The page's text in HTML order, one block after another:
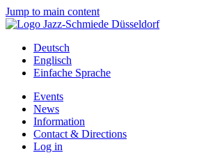
Jump to main content
Deutsch
Englisch
Einfache Sprache
Events
News
Information
Contact & Directions
Log in